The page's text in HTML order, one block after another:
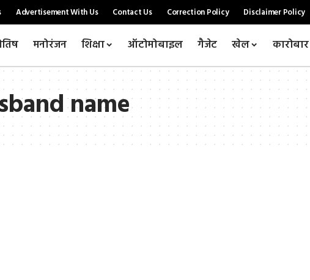
Advertisement With Us Contact Us Correction Policy Disclaimer Policy
मनोरंजन शिक्षा ऑटोमोबाइल गैजेट खेल कारोबार
name